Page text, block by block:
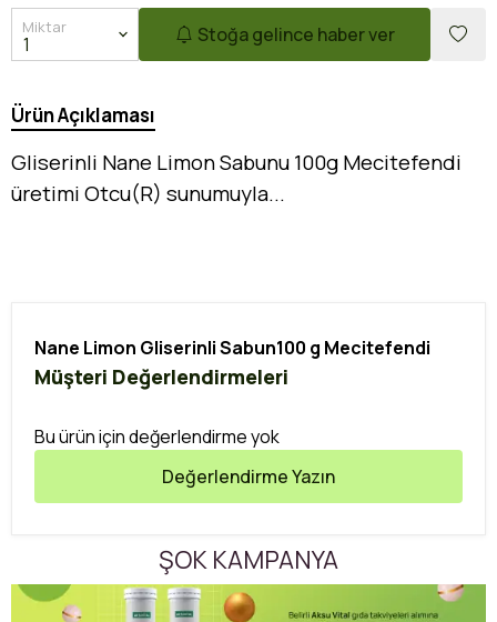
Miktar Stoğa gelince haber ver
Ürün Açıklaması
Gliserinli Nane Limon Sabunu 100g Mecitefendi
üretimi Otcu(R) sunumuyla...
Nane Limon Gliserinli Sabun100 g Mecitefendi
Müşteri Değerlendirmeleri
Bu ürün için değerlendirme yok
Değerlendirme Yazın
ŞOK KAMPANYA